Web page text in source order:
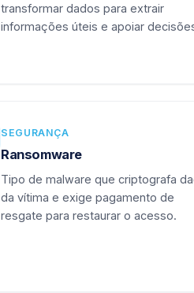
transformar dados para extrair
informações úteis e apoiar
SEGURANÇA
Ransomware
Tipo de malware que criptografa
da vítima e exige pagamento de
resgate para restaurar o acesso.